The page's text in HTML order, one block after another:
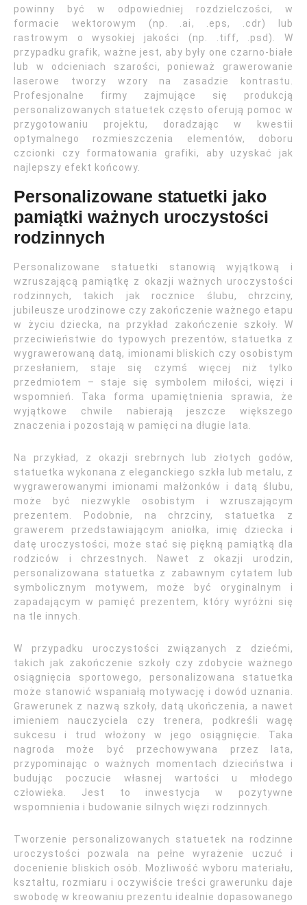
powinny być w odpowiedniej rozdzielczości, w
formacie wektorowym (np. .ai, .eps, .cdr) lub
rastrowym o wysokiej jakości (np. .tiff, .psd). W
przypadku grafik, ważne jest, aby były one czarno-białe
lub w odcieniach szarości, ponieważ grawerowanie
laserowe tworzy wzory na zasadzie kontrastu.
Profesjonalne firmy zajmujące się produkcją
personalizowanych statuetek często oferują pomoc w
przygotowaniu projektu, doradzając w kwestii
optymalnego rozmieszczenia elementów, doboru
czcionki czy formatowania grafiki, aby uzyskać jak
najlepszy efekt końcowy.
Personalizowane statuetki jako
pamiątki ważnych uroczystości
rodzinnych
Personalizowane statuetki stanowią wyjątkową i
wzruszającą pamiątkę z okazji ważnych uroczystości
rodzinnych, takich jak rocznice ślubu, chrzciny,
jubileusze urodzinowe czy zakończenie ważnego etapu
w życiu dziecka, na przykład zakończenie szkoły. W
przeciwieństwie do typowych prezentów, statuetka z
wygrawerowaną datą, imionami bliskich czy osobistym
przesłaniem, staje się czymś więcej niż tylko
przedmiotem – staje się symbolem miłości, więzi i
wspomnień. Taka forma upamiętnienia sprawia, że
wyjątkowe chwile nabierają jeszcze większego
znaczenia i pozostają w pamięci na długie lata.
Na przykład, z okazji srebrnych lub złotych godów,
statuetka wykonana z eleganckiego szkła lub metalu, z
wygrawerowanymi imionami małżonków i datą ślubu,
może być niezwykle osobistym i wzruszającym
prezentem. Podobnie, na chrzciny, statuetka z
grawerem przedstawiającym aniołka, imię dziecka i
datę uroczystości, może stać się piękną pamiątką dla
rodziców i chrzestnych. Nawet z okazji urodzin,
personalizowana statuetka z zabawnym cytatem lub
symbolicznym motywem, może być oryginalnym i
zapadającym w pamięć prezentem, który wyróżni się
na tle innych.
W przypadku uroczystości związanych z dziećmi,
takich jak zakończenie szkoły czy zdobycie ważnego
osiągnięcia sportowego, personalizowana statuetka
może stanowić wspaniałą motywację i dowód uznania.
Grawerunek z nazwą szkoły, datą ukończenia, a nawet
imieniem nauczyciela czy trenera, podkreśli wagę
sukcesu i trud włożony w jego osiągnięcie. Taka
nagroda może być przechowywana przez lata,
przypominając o ważnych momentach dzieciństwa i
budując poczucie własnej wartości u młodego
człowieka. Jest to inwestycja w pozytywne
wspomnienia i budowanie silnych więzi rodzinnych.
Tworzenie personalizowanych statuetek na rodzinne
uroczystości pozwala na pełne wyrażenie uczuć i
docenienie bliskich osób. Możliwość wyboru materiału,
kształtu, rozmiaru i oczywiście treści grawerunku daje
swobodę w kreowaniu prezentu idealnie dopasowanego